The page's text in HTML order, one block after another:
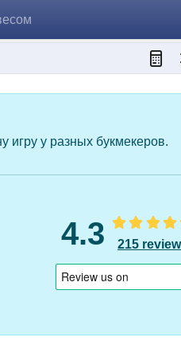
игру у разных букмекеров.
4.3 215